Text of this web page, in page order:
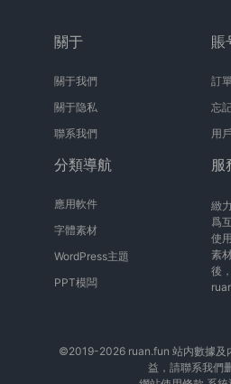
關于
關于我們
關于隐私
聯系我們
賬
訂
忘
用
分類導航
應用軟件
字體素材
WordPress主題
PPT模闆
服
緻
爲
使
素
後
©2019-2026 ruan.fun 站内數據及
益，請聯系我們